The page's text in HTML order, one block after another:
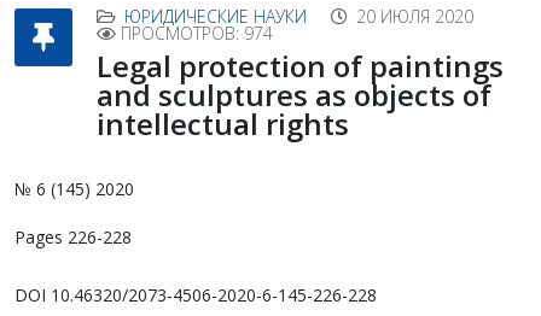
ЮРИДИЧЕСКИЕ НАУКИ 20 ИЮЛЯ 2020
ПРОСМОТРОВ: 974
Legal protection of paintings
and sculptures as objects of
intellectual rights
№ 6 (145) 2020
Pages 226-228
DOI 10.46320/2073-4506-2020-6-145-226-228